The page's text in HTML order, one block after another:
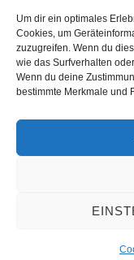
Um dir ein optimales
Cookies, um
zuzugreifen. Wenn du
wie das Surfverhalten
Wenn du deine
bestimmte Merkmale und
FOLGE UNS
Bleibe mit uns in
facebookyoutube
Copyright